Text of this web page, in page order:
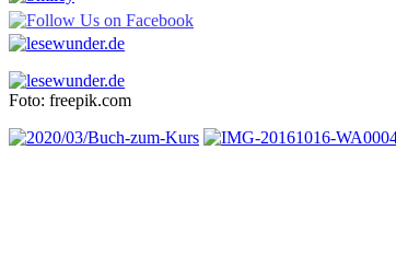
Foto: freepik.com